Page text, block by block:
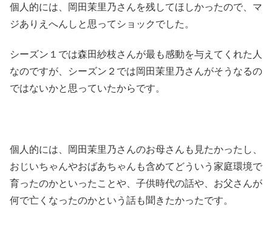
個人的には、岡田茉里乃さんを残してほしかったので、マ
ジありえへんしと思ってショックでした。
シーズン１では森田紗枝さんが最も感動を与えてくれた人
なのですが、シーズン２では岡田茉里乃さんがそうなるの
ではないかと思っていたからです。
個人的には、岡田茉里乃さんのお母さんも見たかったし、
おじいちゃんやおばあちゃんも含めてどういう家庭環境で
育ったのかといったことや、子供時代の話や、お父さんが
何で亡くなったのかという話も聞きたかったです。